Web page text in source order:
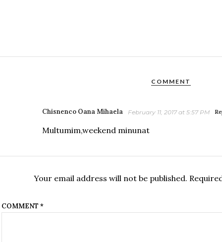
COMMENT
Chisnenco Oana Mihaela February 11, 2017 at 5:57 PM
Multumim,weekend minunat
Your email address will not be published.
COMMENT *